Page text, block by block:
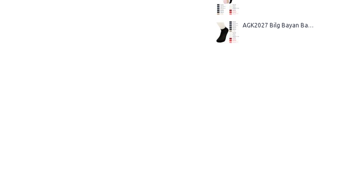
AGK2027 Bilg Bayan Bambu 3 Mod Desenli Dikişsiz Yazlık Patik Çorap